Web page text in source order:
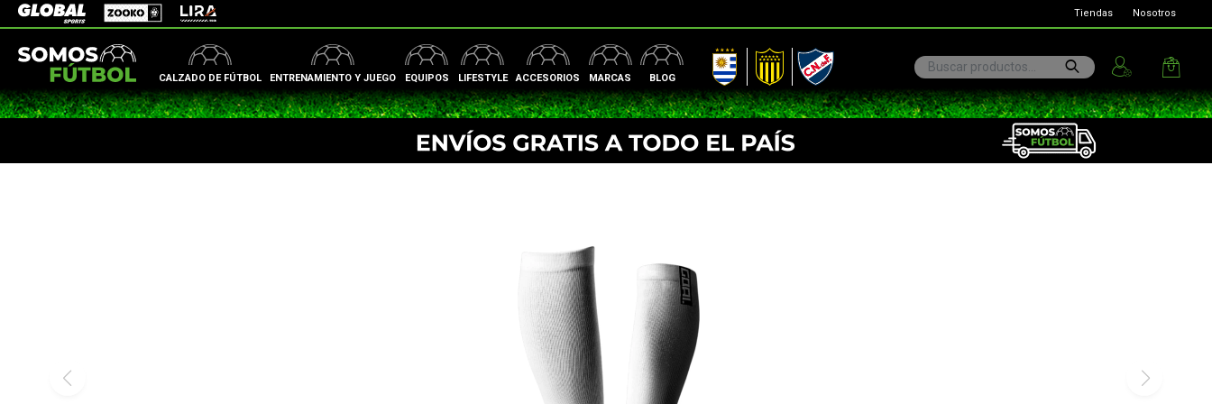
CALZADO DE FÚTBOL ENTRENAMIENTO Y JUEGO EQUIPOS LIFESTYLE ACCESORIOS MARCAS BLOG
AUF Peñarol Nacional
Global Sports Zooko Lira Tiendas Nosotros